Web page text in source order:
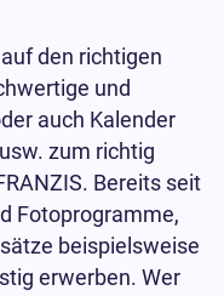
den richtigen
und
auch Kalender
zum richtig
Bereits seit
Fotoprogramme,
beispielsweise
erwerben. Wer